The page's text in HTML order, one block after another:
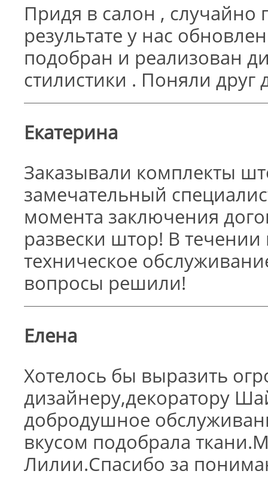
Придя в салон , случайно
результате у нас
подобран и реализован
стилистики . Поняли друг
Екатерина
Заказывали комплекты
замечательный
момента заключения
развески штор! В
техническое
вопросы решили!
Елена
Хотелось бы выразить
дизайнеру,декоратору
добродушное
вкусом подобрала
Лилии.Спасибо за